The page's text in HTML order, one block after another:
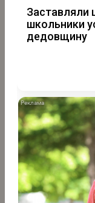
Заставляли
школьники
дедовщину